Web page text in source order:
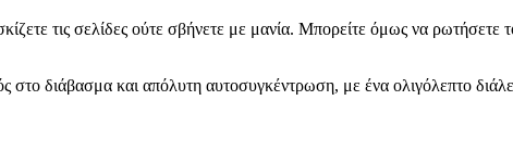
τις σελίδες ούτε σβήνετε με μανία. Μπορείτε όμως να ρωτήσετε
στο διάβασμα και απόλυτη αυτοσυγκέντρωση, με ένα ολιγόλεπτο